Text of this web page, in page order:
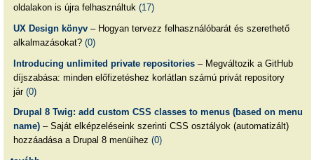
oldalakon is újra felhasználtuk (17)
UX Design könyv– Hogyan tervezz felhasználóbarát és szerethető
alkalmazásokat? (0)
Introducing unlimited private repositories– Megváltozik a GitHub
díjszabása: minden előfizetéshez korlátlan számú privát repository
jár (0)
Drupal 8 Twig: add custom CSS classes to menus (based on menu
name)– Saját elképzeléseink szerinti CSS osztályok (automatizált)
hozzáadása a Drupal 8 menüihez (0)